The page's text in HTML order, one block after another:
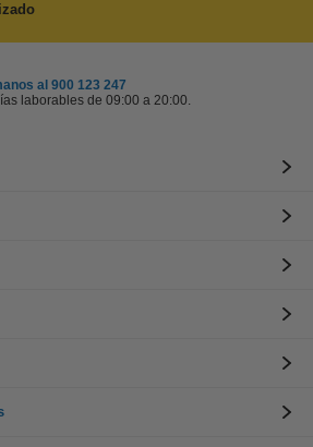
al 900 123 247
laborables de 09:00 a 20:00.